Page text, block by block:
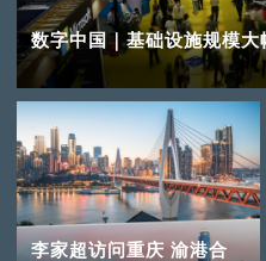
数字中国｜基础设施规模
李家超访问重庆 渝港合